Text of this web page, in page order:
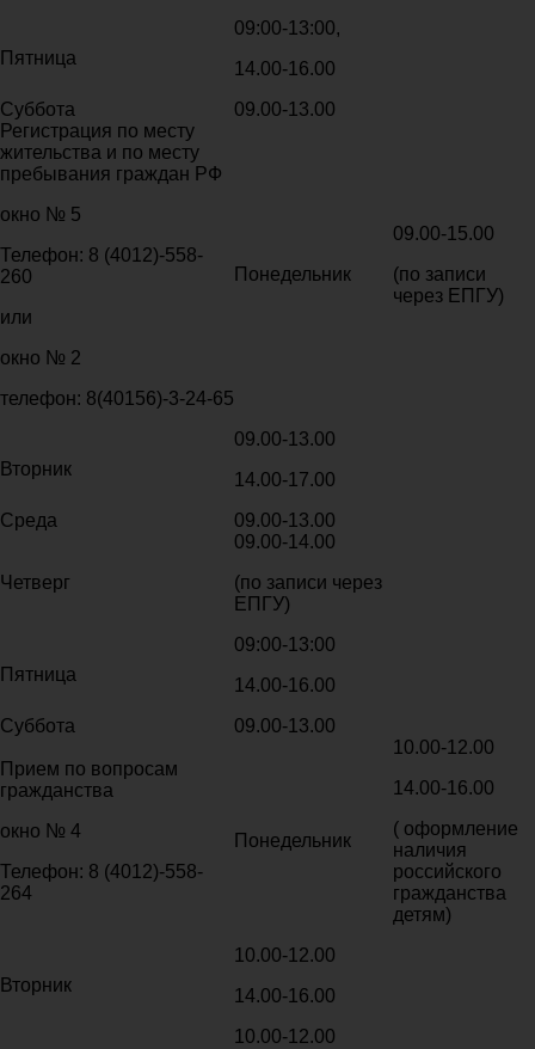
Пятница
09:00-13:00,
14.00-16.00
Суббота
09.00-13.00
Регистрация по месту
жительства и по месту
пребывания граждан РФ
окно № 5
Телефон: 8 (4012)-558-
260
или
окно № 2
телефон: 8(40156)-3-24-65
Понедельник
09.00-15.00
(по записи
через ЕПГУ)
Вторник
09.00-13.00
14.00-17.00
Среда
09.00-13.00
Четверг
09.00-14.00
(по записи через
ЕПГУ)
Пятница
09:00-13:00
14.00-16.00
Суббота
09.00-13.00
Прием по вопросам
гражданства
окно № 4
Телефон: 8 (4012)-558-
264
Понедельник
10.00-12.00
14.00-16.00
( оформление
наличия
российского
гражданства
детям)
Вторник
10.00-12.00
14.00-16.00
10.00-12.00